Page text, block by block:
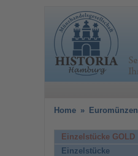
Home » Euromünzen
Einzelstücke GOLD
Einzelstücke